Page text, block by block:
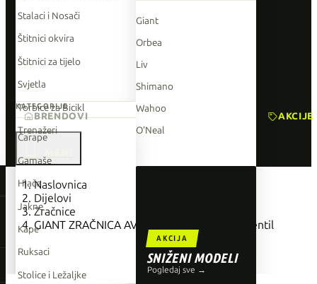
Stalaci i Nosači
Štitnici okvira
Štitnici za tijelo
Svjetla
Torbice za Bicikl
Trenažeri
Giant
Orbea
Liv
Shimano
Giant
Orbea
Liv
Shimano
Wahoo
O'Neal
AKCIJA
SNIŽENI MODELI
Pogledaj sve →
KATEGORIJE
Čarape
Gamaše
Hlače
Jakne
Kape
Ruksaci
Stolice i Ležaljke
BRENDOVI AKCIJE

Naslovnica
Dijelovi
Zračnice
GIANT ZRAČNICA AV 16x1-50-1.75 35mm Ventil